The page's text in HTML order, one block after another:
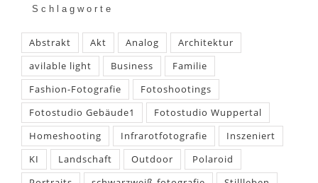
Schlagworte
Abstrakt Akt Analog
Architektur
avilable light
Business
Familie
Fashion-Fotografie
Fotoshootings
Fotostudio Gebäude1
Fotostudio Wuppertal
Homeshooting
Infrarotfotografie
Inszeniert
KI
Landschaft Outdoor
Polaroid